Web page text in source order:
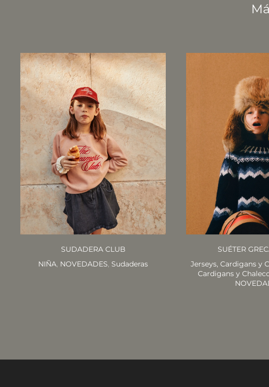
SUDADERA CLUB
NIÑA, NOVEDADES, Sudaderas
SUÉTER
Jerseys, Cardigans y
Cardigans y